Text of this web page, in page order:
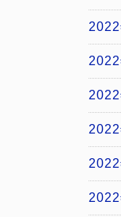
2022
2022
2022
2022
2022
2022